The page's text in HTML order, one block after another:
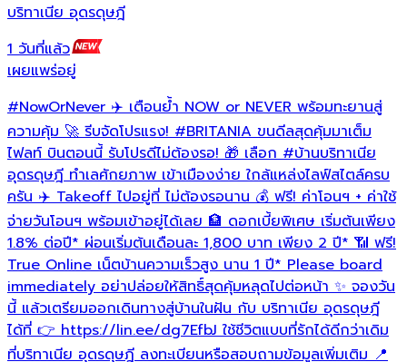
บริทาเนีย อุดรดุษฎี
1 วันที่แล้ว
เผยแพร่อยู่
#NowOrNever ✈️ เตือนย้ำ NOW or NEVER พร้อมทะยานสู่
ความคุ้ม 🚀 รีบจัดโปรแรง! #BRITANIA ขนดีลสุดคุ้มมาเต็ม
ไฟลท์ บินตอนนี้ รับโปรดีไม่ต้องรอ! 🎁 เลือก #บ้านบริทาเนีย
อุดรดุษฎี ทำเลศักยภาพ เข้าเมืองง่าย ใกล้แหล่งไลฟ์สไตล์ครบ
ครัน ✈️ Takeoff ไปอยู่ที่ ไม่ต้องรอนาน 💰 ฟรี! ค่าโอนฯ + ค่าใช้
จ่ายวันโอนฯ พร้อมเข้าอยู่ได้เลย 🏦 ดอกเบี้ยพิเศษ เริ่มต้นเพียง
1.8% ต่อปี* ผ่อนเริ่มต้นเดือนละ 1,800 บาท เพียง 2 ปี* 📶 ฟรี!
True Online เน็ตบ้านความเร็วสูง นาน 1 ปี* Please board
immediately อย่าปล่อยให้สิทธิ์สุดคุ้มหลุดไปต่อหน้า ✨ จองวัน
นี้ แล้วเตรียมออกเดินทางสู่บ้านในฝัน กับ บริทาเนีย อุดรดุษฎี
ได้ที่ 👉 https://lin.ee/dg7EfbJ ใช้ชีวิตแบบที่รักได้ดีกว่าเดิม
ที่บริทาเนีย อุดรดุษฎี ลงทะเบียนหรือสอบถามข้อมูลเพิ่มเติม 📍